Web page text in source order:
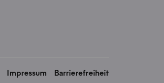
Impressum Barrierefreiheit